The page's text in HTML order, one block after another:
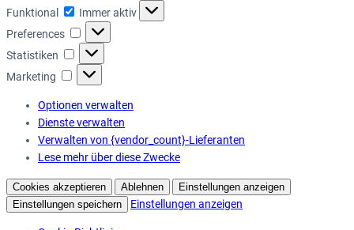
Funktional Funktional
Immer aktiv
Preferences
Preferences
Statistiken Statistiken
Marketing Marketing
Optionen verwalten
Dienste verwalten
Verwalten von {vendor_count}-Lieferanten
Lese mehr über diese Zwecke
Cookies akzeptieren Ablehnen
Einstellungen anzeigen
Einstellungen speichern
Einstellungen anzeigen